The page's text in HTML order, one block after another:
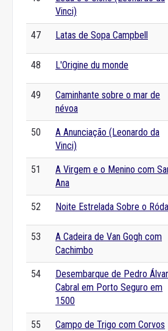
Vinci)
47 Latas de Sopa Campbell
48 L'Origine du monde
49
Caminhante sobre o mar de
névoa
50
A Anunciação (Leonardo da
Vinci)
51
A Virgem e o Menino com
Ana
52 Noite Estrelada Sobre o
53
A Cadeira de Van Gogh com
Cachimbo
54
Desembarque de Pedro
Cabral em Porto Seguro em
1500
55 Campo de Trigo com Corvos